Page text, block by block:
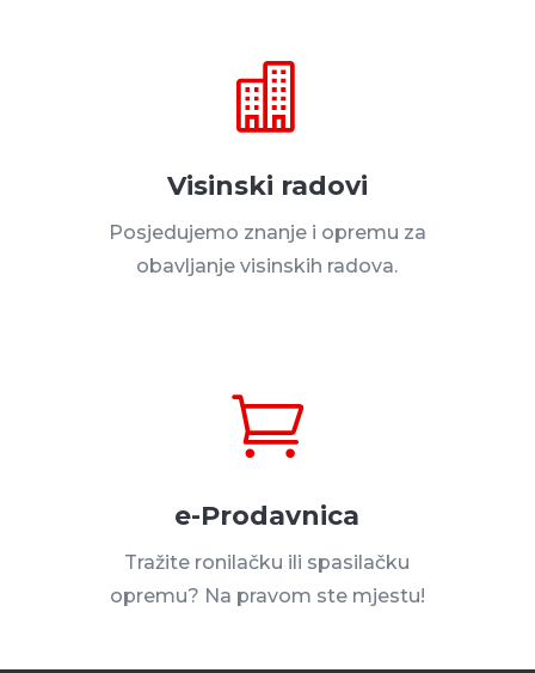

Visinski radovi
Posjedujemo znanje i opremu za
obavljanje visinskih radova.

e-Prodavnica
Tražite ronilačku ili spasilačku
opremu? Na pravom ste mjestu!